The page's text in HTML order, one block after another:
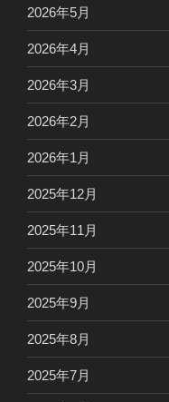
2026年5月
2026年4月
2026年3月
2026年2月
2026年1月
2025年12月
2025年11月
2025年10月
2025年9月
2025年8月
2025年7月